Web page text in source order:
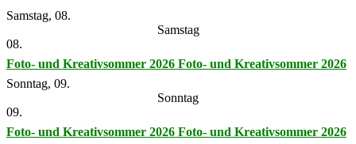
Samstag, 08.
Samstag
08.
Foto- und Kreativsommer 2026 Foto- und Kreativsommer 2026
Sonntag, 09.
Sonntag
09.
Foto- und Kreativsommer 2026 Foto- und Kreativsommer 2026